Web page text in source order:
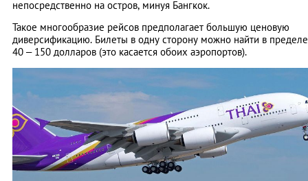
непосредственно на остров, минуя Бангкок.
Такое многообразие рейсов предполагает большую ценовую
диверсификацию. Билеты в одну сторону можно найти в пределе
40 – 150 долларов (это касается обоих аэропортов).